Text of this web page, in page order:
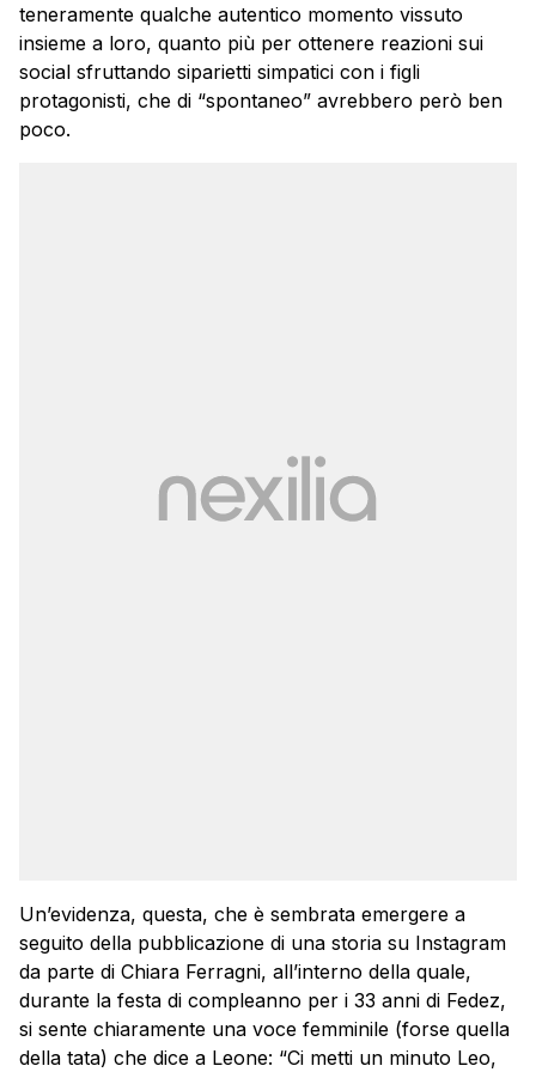
teneramente qualche autentico momento vissuto
insieme a loro, quanto più per ottenere reazioni sui
social sfruttando siparietti simpatici con i figli
protagonisti, che di “spontaneo” avrebbero però ben
poco.
Un’evidenza, questa, che è sembrata emergere a
seguito della pubblicazione di una storia su Instagram
da parte di Chiara Ferragni, all’interno della quale,
durante la festa di compleanno per i 33 anni di Fedez,
si sente chiaramente una voce femminile (forse quella
della tata) che dice a Leone: “Ci metti un minuto Leo,